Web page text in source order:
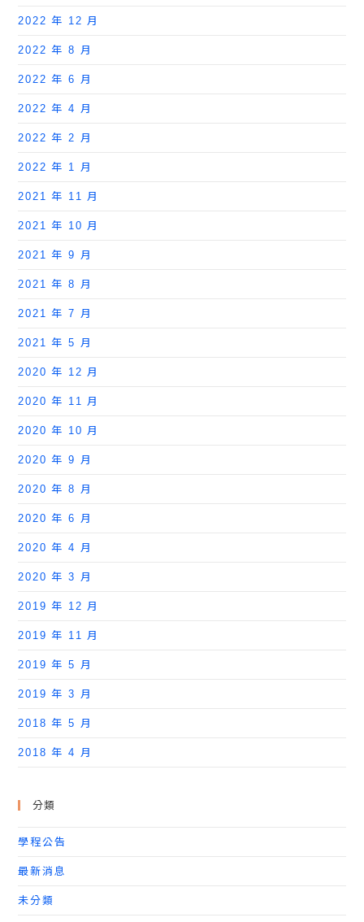
2022 年 12 月
2022 年 8 月
2022 年 6 月
2022 年 4 月
2022 年 2 月
2022 年 1 月
2021 年 11 月
2021 年 10 月
2021 年 9 月
2021 年 8 月
2021 年 7 月
2021 年 5 月
2020 年 12 月
2020 年 11 月
2020 年 10 月
2020 年 9 月
2020 年 8 月
2020 年 6 月
2020 年 4 月
2020 年 3 月
2019 年 12 月
2019 年 11 月
2019 年 5 月
2019 年 3 月
2018 年 5 月
2018 年 4 月
分類
學程公告
最新消息
未分類